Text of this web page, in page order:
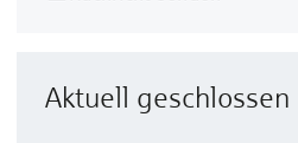
Aktuell geschlossen